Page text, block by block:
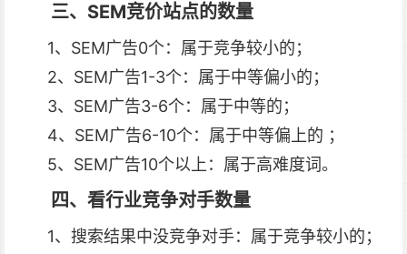
三、SEM竞价站点的数量
1、SEM广告0个：属于竞争较小的；
2、SEM广告1-3个：属于中等偏小的；
3、SEM广告3-6个：属于中等的；
4、SEM广告6-10个：属于中等偏上的 ；
5、SEM广告10个以上：属于高难度词。
四、看行业竞争对手数量
1、搜索结果中没竞争对手：属于竞争较小的；